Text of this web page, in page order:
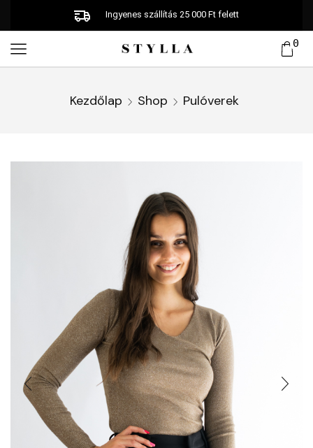
Ingyenes szállítás 25 000 Ft felett
0
Kezdőlap Shop Pulóverek